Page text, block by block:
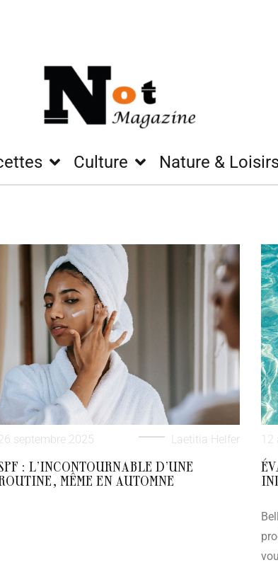
Culture Nature &
septembre 2025 Laetitia Helfer
: L’INCONTOURNABLE D’UNE
MÊME EN AUTOMNE
12